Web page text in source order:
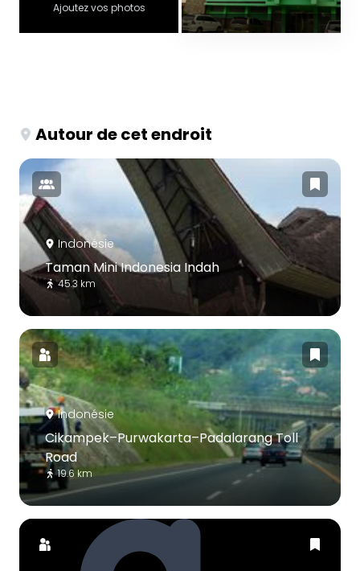
Ajoutez vos photos
Autour de cet endroit
Indonésie
Taman Mini Indonesia Indah
45.3 km
Indonésie
Cikampek–Purwakarta–Padalarang Toll
Road
19.6 km